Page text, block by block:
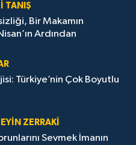
TANIŞ
Bir Makamın
Ardından
Türkiye’nin Çok Boyutlu
ZERRAKI
Sevmek İmanın